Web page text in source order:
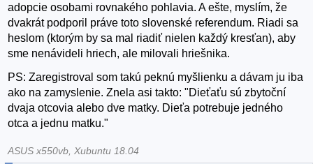
adopcie osobami rovnakého pohlavia. A ešte, myslím, že
dvakrát podporil práve toto slovenské referendum. Riadi sa
heslom (ktorým by sa mal riadiť nielen každý kresťan), aby
sme nenávideli hriech, ale milovali hriešnika.
PS: Zaregistroval som takú peknú myšlienku a dávam ju iba
ako na zamyslenie. Znela asi takto: "Dieťaťu sú zbytoční
dvaja otcovia alebo dve matky. Dieťa potrebuje jedného
otca a jednu matku."
ASUS x550vb, Xubuntu 18.04